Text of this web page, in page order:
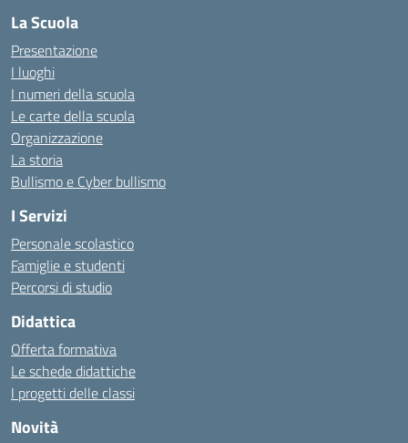
La Scuola
Presentazione
I luoghi
I numeri della scuola
Le carte della scuola
Organizzazione
La storia
Bullismo e Cyber bullismo
I Servizi
Personale scolastico
Famiglie e studenti
Percorsi di studio
Didattica
Offerta formativa
Le schede didattiche
I progetti delle classi
Novità